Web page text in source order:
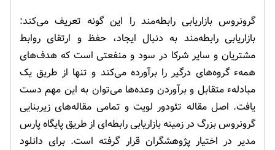
گرونروس بازاریابی رابطه‌مند را این گونه تعریف می‌کند:
بازاریابی رابطه‌مند به دنبال ایجاد، حفظ و ارتقای روابط
مشتریان و سایر شرکا در سود و منفعتی است که هدف‌های
همهء گروه‌های درگیر را برآورده می‌کند و تنها از طریق یک
مبادلهء متقابل و برآوردن وعده‌ها می‌توان به این مهم دست
یافت. اصل مقاله تئودور لویت و تمامی مقاله‌های زیربنایی
گرونروس بزرگ در زمینه بازاریابی رابطه‌ای از طریق پایگاه پارس
مدیر در اختیار پژوهشگران قرار گرفته است. برای دانلود